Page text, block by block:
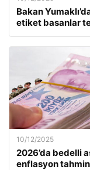
Bakan
etiket basanlar
10/12/2025
2026’da bedelli
enflasyon